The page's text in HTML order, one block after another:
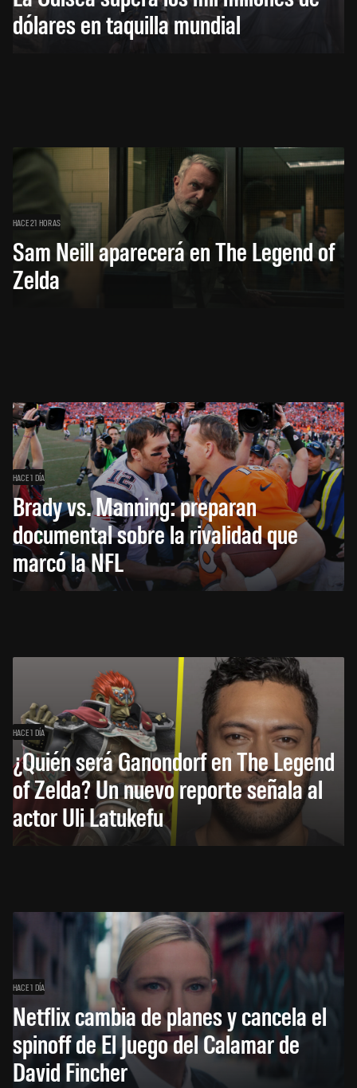
dólares en taquilla mundial
HACE 21 HORAS
Sam Neill aparecerá en The Legend of
Zelda
HACE 1 DÍA
Brady vs. Manning: preparan
documental sobre la rivalidad que
marcó la NFL
HACE 1 DÍA
¿Quién será Ganondorf en The Legend
of Zelda? Un nuevo reporte señala al
actor Uli Latukefu
HACE 1 DÍA
Netflix cambia de planes y cancela el
spinoff de El Juego del Calamar de
David Fincher